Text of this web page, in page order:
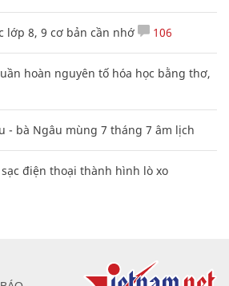
lớp 8, 9 cơ bản cần nhớ 106
hoàn nguyên tố hóa học bằng thơ,
- bà Ngâu mùng 7 tháng 7 âm lịch
điện thoại thành hình lò xo